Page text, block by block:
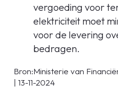
vergoeding voor
elektriciteit moet
voor de levering
bedragen.
Bron:Ministerie van
| 13-11-2024